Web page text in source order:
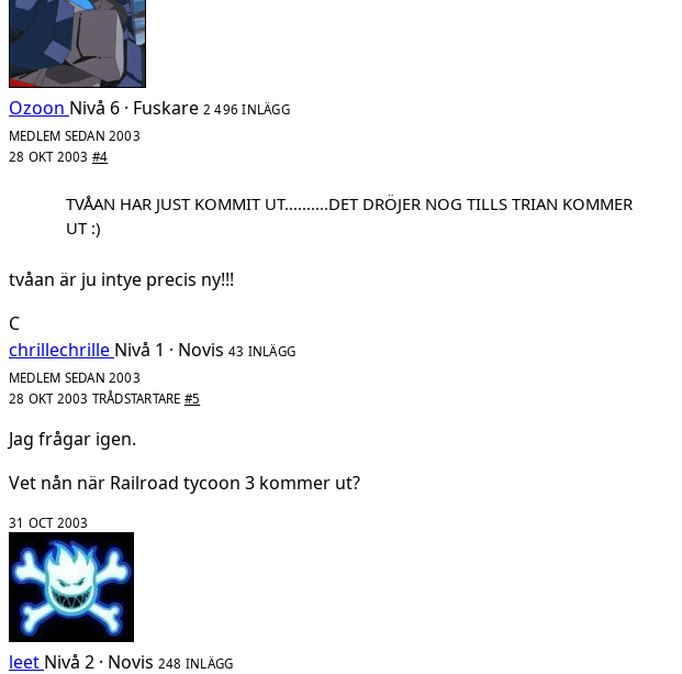
Ozoon Nivå 6 · Fuskare 2 496 INLÄGG
MEDLEM SEDAN 2003
28 OKT 2003 #4
TVÅAN HAR JUST KOMMIT UT..........DET DRÖJER NOG TILLS TRIAN KOMMER
UT :)
tvåan är ju intye precis ny!!!
C
chrillechrille Nivå 1 · Novis 43 INLÄGG
MEDLEM SEDAN 2003
28 OKT 2003 TRÅDSTARTARE #5
Jag frågar igen.
Vet nån när Railroad tycoon 3 kommer ut?
31 OCT 2003
leet Nivå 2 · Novis 248 INLÄGG